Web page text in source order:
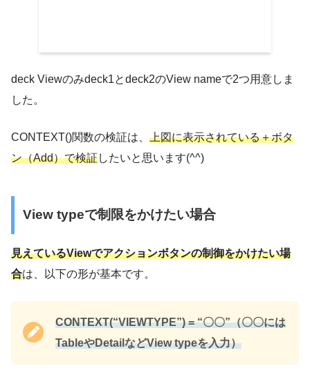
deck Viewのみdeck1とdeck2のView nameで2つ用意しま
した。
CONTEXT()関数の検証は、 上図に表示されている＋ボタ
ン（Add）で検証したいと思います(^^)
View typeで制限をかけたい場合
見えているViewでアクションボタンの制御をかけたい場
合は、以下の形が基本です。
CONTEXT(“VIEWTYPE”) = “〇〇”（〇〇には
TableやDetailなどView typeを入力）